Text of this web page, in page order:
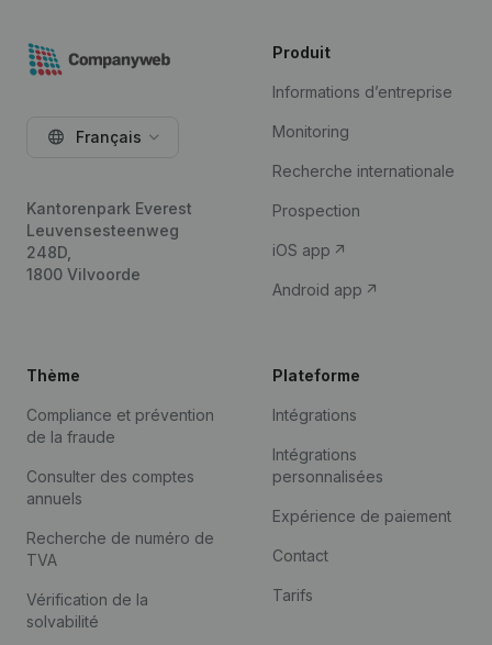
Français
Kantorenpark Everest
Leuvensesteenweg
248D,
1800 Vilvoorde
Produit
Informations d’entreprise
Monitoring
Recherche internationale
Prospection
iOS app
Android app
Thème
Compliance et prévention
de la fraude
Consulter des comptes
annuels
Recherche de numéro de
TVA
Vérification de la
solvabilité
Plateforme
Intégrations
Intégrations
personnalisées
Expérience de paiement
Contact
Tarifs